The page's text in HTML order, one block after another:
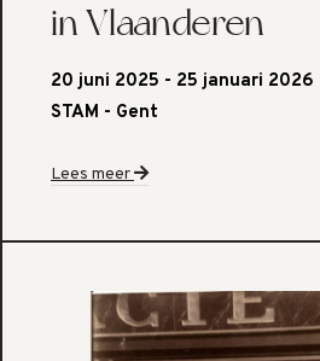
in Vlaanderen
20 juni 2025 - 25 januari 2026
STAM - Gent
Lees meer